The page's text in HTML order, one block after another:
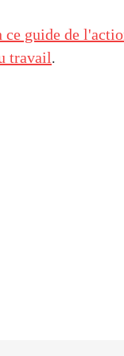
guide de
travail.